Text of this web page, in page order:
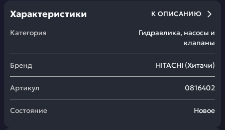
Характеристики К ОПИСАНИЮ
Категория
Гидравлика, насосы и
клапаны
Бренд HITACHI (Хитачи)
Артикул 0816402
Состояние Новое